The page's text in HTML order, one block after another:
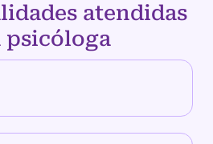
atendidas
psicóloga